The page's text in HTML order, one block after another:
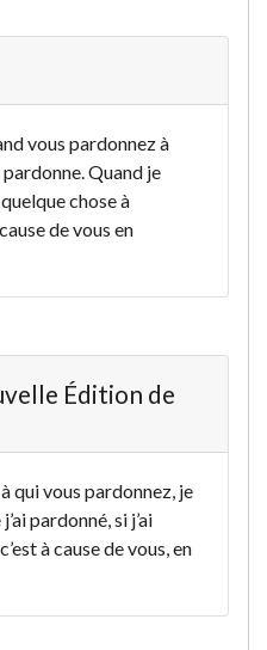
vous pardonnez à
pardonne. Quand je
chose à
de vous en
Édition de
qui vous pardonnez, je
pardonné, si j’ai
à cause de vous, en